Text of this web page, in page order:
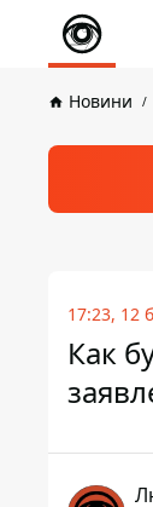
Новини
17:23, 12
Как